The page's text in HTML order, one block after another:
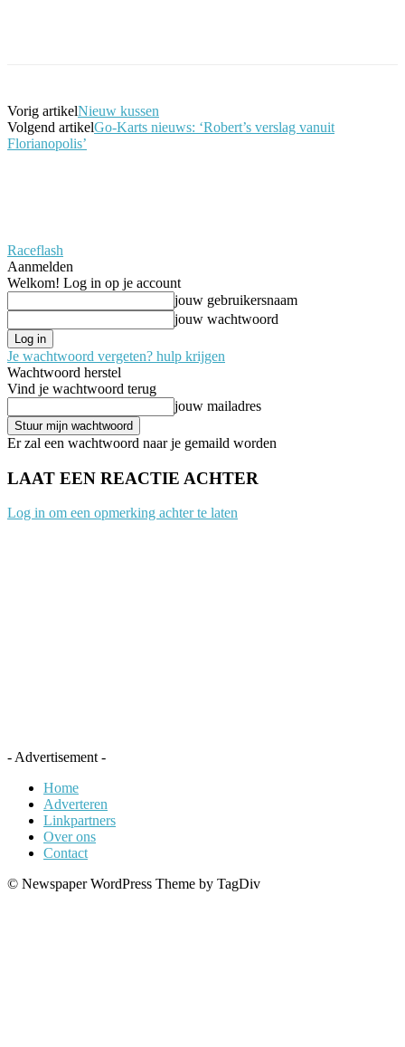
Vorig artikelNieuw kussen
Volgend artikelGo-Karts nieuws: ‘Robert’s verslag vanuit
Florianopolis’
Raceflash
Aanmelden
Welkom! Log in op je account
jouw gebruikersnaam
jouw wachtwoord
Je wachtwoord vergeten? hulp krijgen
Wachtwoord herstel
Vind je wachtwoord terug
jouw mailadres
Er zal een wachtwoord naar je gemaild worden
LAAT EEN REACTIE ACHTER
Log in om een opmerking achter te laten
- Advertisement -
Home
Adverteren
Linkpartners
Over ons
Contact
© Newspaper WordPress Theme by TagDiv